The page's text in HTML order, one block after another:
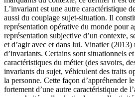
L’invariant est une autre caractéristique
aussi du couplage sujet-situation. Il
représentation opérative du monde pour
représentation subjective d’un contexte,
et d’agir avec et dans lui. Vinatier (2013)
d’invariants. Certains sont situationnels
caractéristiques du métier (des savoirs,
invariants du sujet, véhiculent des traits
la personne. Cette façon d’appréhender
fortement d’une autre caractéristique de